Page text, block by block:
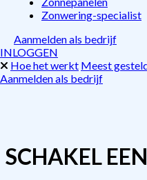
Zonwering-specialist
Aanmelden als bedrijf
INLOGGEN
Hoe het werkt Meest
Aanmelden als bedrijf
SCHAKEL